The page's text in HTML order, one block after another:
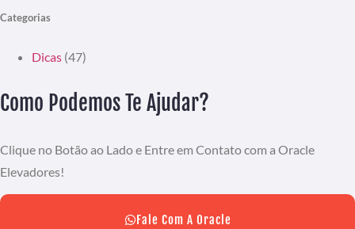
Categorias
Dicas (47)
Como Podemos Te Ajudar?
Clique no Botão ao Lado e Entre em Contato com a Oracle
Elevadores!
Fale Com A Oracle